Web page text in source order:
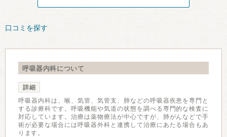
口コミを探す
呼吸器内科について
詳細
呼吸器内科は、喉、気管、気管支、肺などの呼吸器疾患を専門と
する診療科です。呼吸機能や気道の状態を調べる専門的な検査に
対応しています。治療は薬物療法が中心ですが、肺がんなどで手
術が必要な場合には呼吸器外科と連携して治療にあたる場合もあ
ります。